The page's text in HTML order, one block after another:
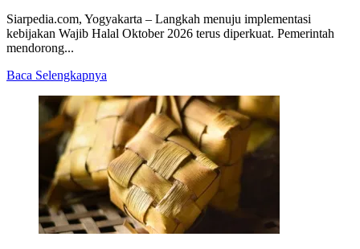
Siarpedia.com, Yogyakarta – Langkah menuju implementasi
kebijakan Wajib Halal Oktober 2026 terus diperkuat. Pemerintah
mendorong...
Baca Selengkapnya
about
UMKM
DIY
Didorong
Melek
Sertifikasi
Halal
Jelang
Wajib
Halal